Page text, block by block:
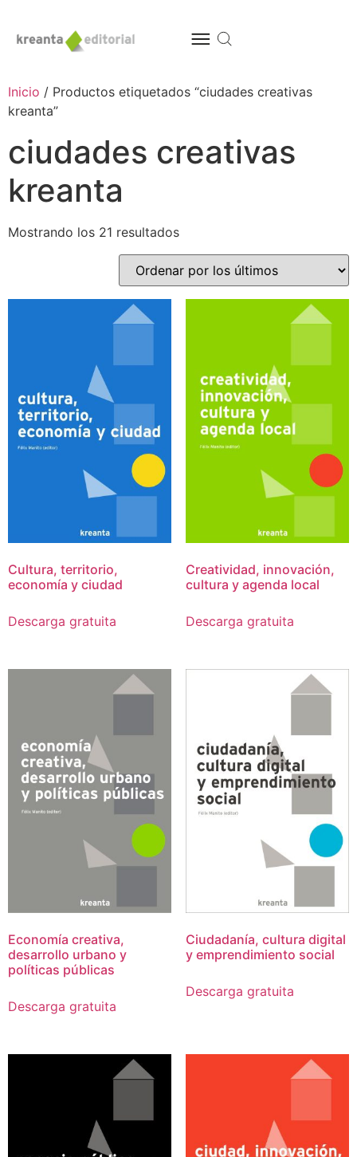
Inicio / Productos etiquetados “ciudades creativas
kreanta”
ciudades creativas
kreanta
Mostrando los 21 resultados
Cultura, territorio,
economía y ciudad
Descarga gratuita
Creatividad, innovación,
cultura y agenda local
Descarga gratuita
Economía creativa,
desarrollo urbano y
políticas públicas
Descarga gratuita
Ciudadanía, cultura digital
y emprendimiento social
Descarga gratuita